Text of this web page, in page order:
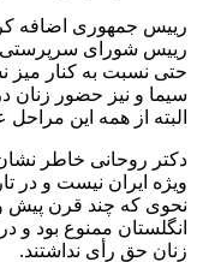
رییس‌ جمهوری اضافه
رییس شورای سرپرستی
حتی نسبت به کنار میز
سیما و نیز حضور زنان
البته از همه این مراحل
دکتر روحانی خاطر
ویژه ایران نیست و در
نحوی که چند قرن پیش
انگلستان ممنوع بود و
زنان حق رأی نداشتند.